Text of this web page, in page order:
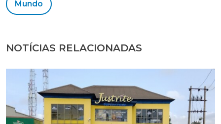
Mundo
NOTÍCIAS RELACIONADAS